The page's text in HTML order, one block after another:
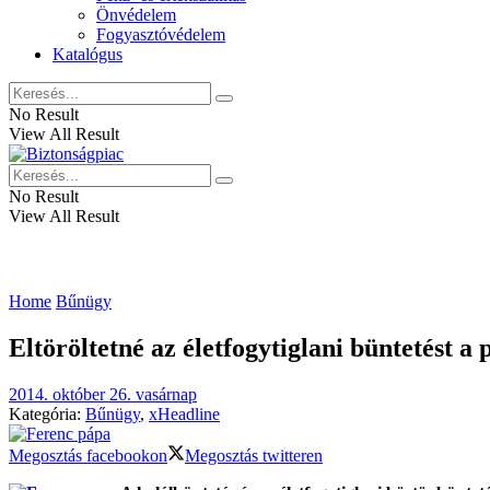
Önvédelem
Fogyasztóvédelem
Katalógus
No Result
View All Result
No Result
View All Result
Home Bűnügy
Eltöröltetné az életfogytiglani büntetést a
2014. október 26. vasárnap
Kategória: Bűnügy, xHeadline
Megosztás facebookon
Megosztás twitteren